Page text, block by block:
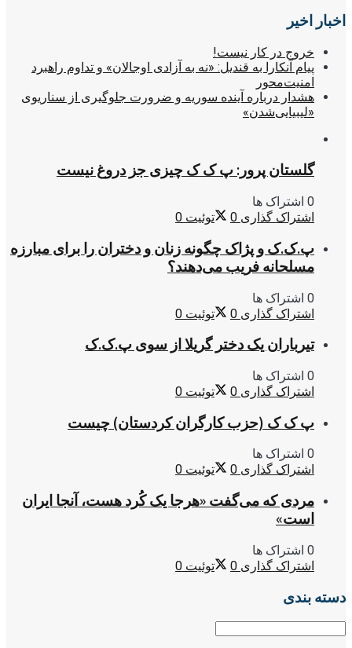
اخبار اخیر
خروج در کار نیست!
پیام آنکارا به قندیل: «نه به آزادی اوجالان» و تداوم راهبرد
امنیت‌محور
هشدار درباره آینده سوریه و ضرورت جلوگیری از سناریوی
«لیبیایی‌شدن»
گلستان پرور: پ ک ک چیزی جز دروغ نیست
0 اشتراک ها
اشتراک گذاری 0 توئیت 0
پ.ک.ک و پژاک چگونه زنان و دختران را برای مبارزه
مسلحانه فریب می‌دهند؟
0 اشتراک ها
اشتراک گذاری 0 توئیت 0
تیرباران یک دختر گریلا از سوی پ.ک.ک
0 اشتراک ها
اشتراک گذاری 0 توئیت 0
پ ک ک (حزب کارگران کردستان) چیست
0 اشتراک ها
اشتراک گذاری 0 توئیت 0
مردی که می‌گفت «هرجا یک کُرد هست، آنجا ایران
است»
0 اشتراک ها
اشتراک گذاری 0 توئیت 0
دسته بندی